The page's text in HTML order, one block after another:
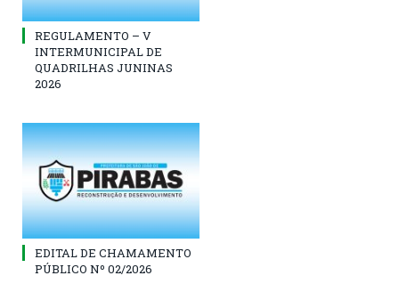
REGULAMENTO – V
INTERMUNICIPAL DE
QUADRILHAS JUNINAS
2026
EDITAL DE CHAMAMENTO
PÚBLICO Nº 02/2026